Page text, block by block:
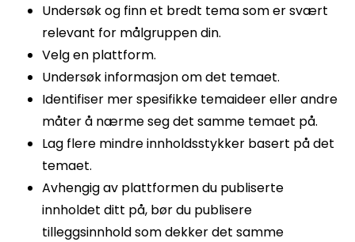
Undersøk og finn et bredt tema som er svært
relevant for målgruppen din.
Velg en plattform.
Undersøk informasjon om det temaet.
Identifiser mer spesifikke temaideer eller andre
måter å nærme seg det samme temaet på.
Lag flere mindre innholdsstykker basert på det
temaet.
Avhengig av plattformen du publiserte
innholdet ditt på, bør du publisere
tilleggsinnhold som dekker det samme